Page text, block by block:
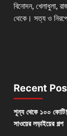
বিনোদন, খেলাধুলা,
থেকে। সত্য ও
Recent
শূন্য থেকে ১০০ কোটি!
সাওয়ের লড়াইয়ের গল্প